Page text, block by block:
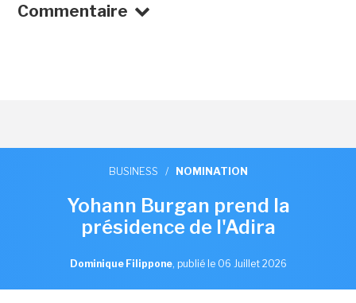
Commentaire
BUSINESS / NOMINATION
Yohann Burgan prend la
présidence de l'Adira
Dominique Filippone, publié le 06 Juillet 2026